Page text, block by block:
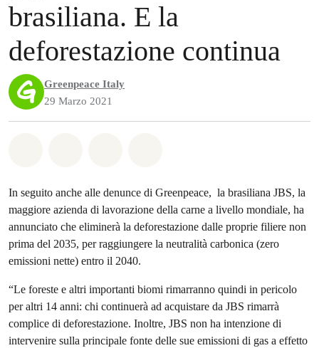
brasiliana. E la
deforestazione continua
Greenpeace Italy
29 Marzo 2021
In seguito anche alle denunce di Greenpeace, la brasiliana JBS, la
maggiore azienda di lavorazione della carne a livello mondiale, ha
annunciato che eliminerà la deforestazione dalle proprie filiere non
prima del 2035, per raggiungere la neutralità carbonica (zero
emissioni nette) entro il 2040.
“Le foreste e altri importanti biomi rimarranno quindi in pericolo
per altri 14 anni: chi continuerà ad acquistare da JBS rimarrà
complice di deforestazione. Inoltre, JBS non ha intenzione di
intervenire sulla principale fonte delle sue emissioni di gas a effetto